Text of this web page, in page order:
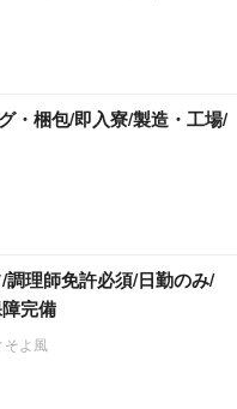
・梱包/即入寮/製造・工場/
調理師免許必須/日勤のみ/
完備
よ風